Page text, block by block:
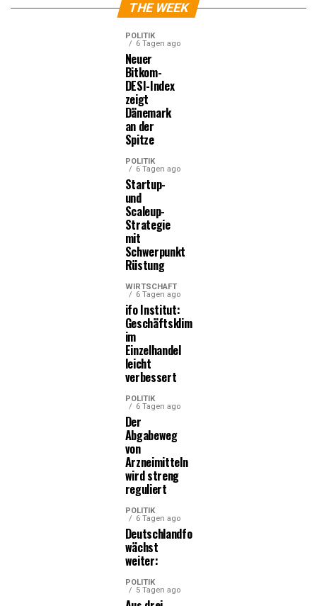
THE WEEK
POLITIK
6 Tagen ago
Neuer
Bitkom-
DESI-Index
zeigt
Dänemark
an der
Spitze
POLITIK
6 Tagen ago
Startup-
und
Scaleup-
Strategie
mit
Schwerpunkt
Rüstung
WIRTSCHAFT
6 Tagen ago
ifo Institut:
Geschäftsklima
im
Einzelhandel
leicht
verbessert
POLITIK
6 Tagen ago
Der
Abgabeweg
von
Arzneimitteln
wird streng
reguliert
POLITIK
6 Tagen ago
Deutschlandfonds
wächst
weiter:
POLITIK
5 Tagen ago